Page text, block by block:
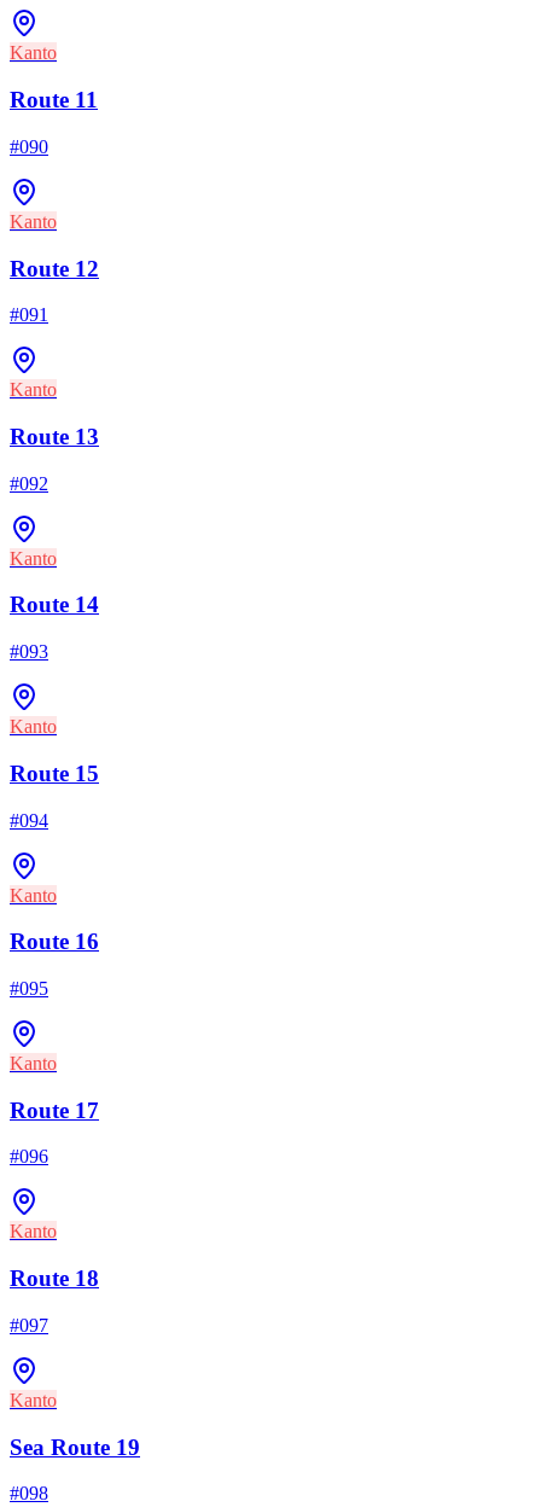
Kanto
Route 11
#090
Kanto
Route 12
#091
Kanto
Route 13
#092
Kanto
Route 14
#093
Kanto
Route 15
#094
Kanto
Route 16
#095
Kanto
Route 17
#096
Kanto
Route 18
#097
Kanto
Sea Route 19
#098